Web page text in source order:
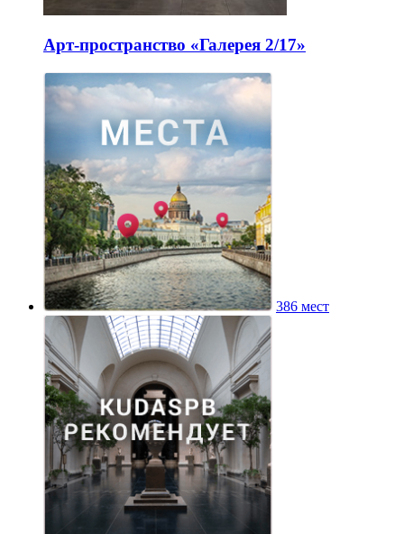
Арт-пространство «Галерея 2/17»
386 мест